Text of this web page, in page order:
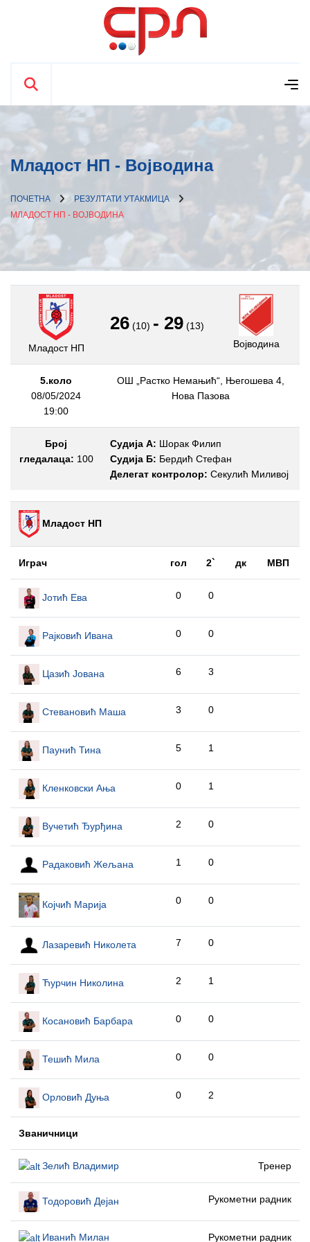
Младост НП - Војводина
ПОЧЕТНА
РЕЗУЛТАТИ УТАКМИЦА
МЛАДОСТ НП - ВОЈВОДИНА
Младост НП
26 (10) - 29 (13)
Војводина
5.коло
08/05/2024
19:00
ОШ „Растко Немањић“, Његошева 4,
Нова Пазова
Број
гледалаца: 100
Судија А: Шорак Филип
Судија Б: Бердић Стефан
Делегат контролор: Секулић Миливој
Младост НП
Играч гол 2` дк МВП
Јотић Ева 0 0
Рајковић Ивана 0 0
Цазић Јована 6 3
Стевановић Маша 3 0
Паунић Тина 5 1
Кленковски Ања 0 1
Вучетић Ђурђина 2 0
Радаковић Жељана 1 0
Којчић Марија 0 0
Лазаревић Николета 7 0
Ћурчин Николина 2 1
Косановић Барбара 0 0
Тешић Мила 0 0
Орловић Дуња 0 2
Званичници
Зелић Владимир Тренер
Тодоровић Дејан Рукометни радник
Иванић Милан Рукометни радник